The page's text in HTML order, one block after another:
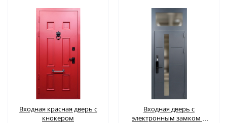
Входная красная дверь с
кнокером
Входная дверь с
электронным замком и